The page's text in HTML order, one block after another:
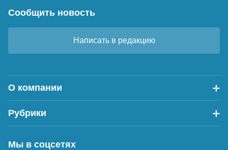
Сообщить новость
Написать в редакцию
О компании
Рубрики
Мы в соцсетях